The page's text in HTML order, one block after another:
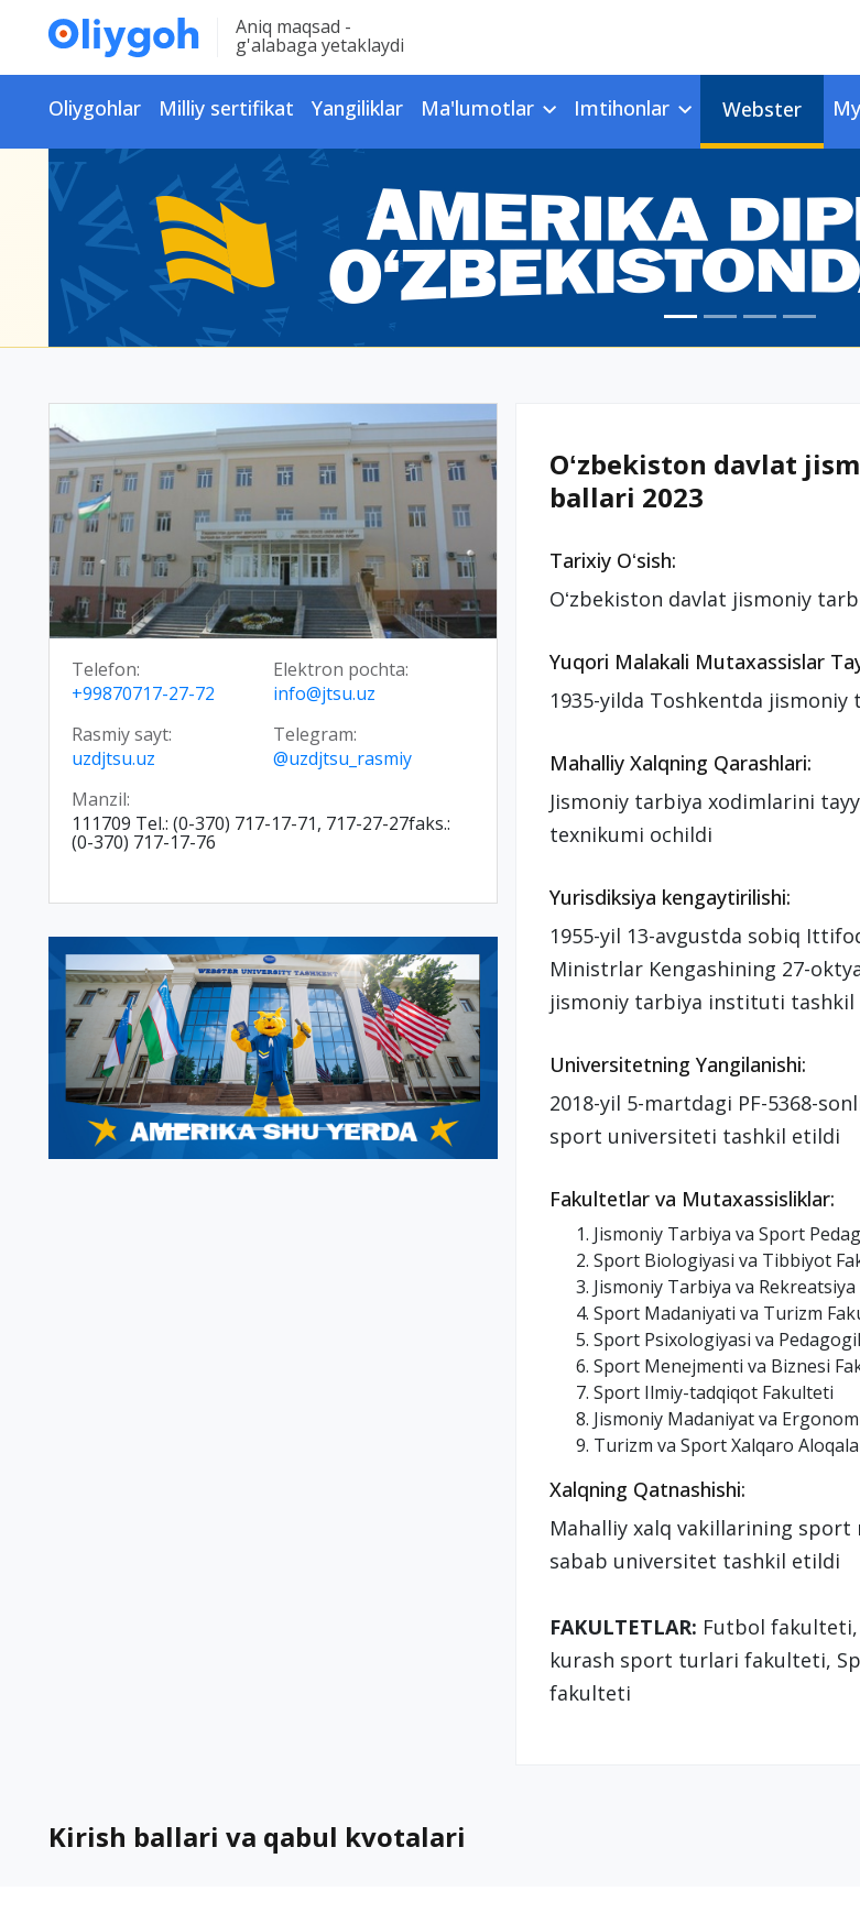
Aniq maqsad -
g'alabaga yetaklaydi
Oliygohlar Milliy sertifikat Yangiliklar Ma'lumotlar Imtihonlar Webster
Telefon:
+99870717-27-72
Elektron pochta:
info@jtsu.uz
Rasmiy sayt:
uzdjtsu.uz
Telegram:
@uzdjtsu_rasmiy
Manzil:
111709 Tel.: (0-370) 717-17-71, 717-27-27faks.:
(0-370) 717-17-76
Oʻzbekiston davlat
ballari 2023
Tarixiy Oʻsish:
Oʻzbekiston davlat jismoniy
Yuqori Malakali Mutaxassislar
1935-yilda Toshkentda
Mahalliy Xalqning Qarashlari:
Jismoniy tarbiya xodimlarini
texnikumi ochildi
Yurisdiksiya kengaytirilishi:
1955-yil 13-avgustda sobiq
Ministrlar Kengashining 27-
jismoniy tarbiya instituti
Universitetning Yangilanishi:
2018-yil 5-martdagi PF-5368-
sport universiteti tashkil etildi
Fakultetlar va Mutaxassisliklar:
Jismoniy Tarbiya va Sport
Sport Biologiyasi va Tibbiyot
Jismoniy Tarbiya va
Sport Madaniyati va Turizm
Sport Psixologiyasi va
Sport Menejmenti va Biznesi
Sport Ilmiy-tadqiqot Fakulteti
Jismoniy Madaniyat va
Turizm va Sport Xalqaro
Xalqning Qatnashishi:
Mahalliy xalq vakillarining
sabab universitet tashkil etildi
FAKULTETLAR: Futbol
kurash sport turlari fakulteti,
fakulteti
Kirish ballari va qabul kvotalari